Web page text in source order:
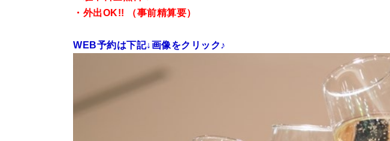
・外出OK!! （事前精算要）
WEB予約は下記↓画像をクリック♪